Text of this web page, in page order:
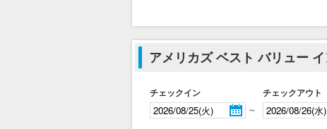
アメリカズ ベスト バリュー
チェックイン
～
チェックアウト